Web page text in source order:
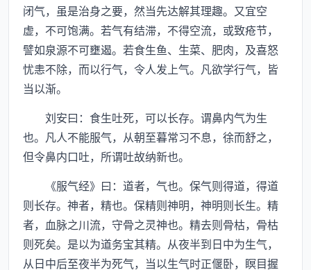
闭气，虽是治身之要，然当先达解其理趣。又宜空
虚，不可饱满。若气有结滞，不得空流，或致疮节，
譬如泉源不可壅遏。若食生鱼、生菜、肥肉，及喜怒
忧恚不除，而以行气，令人发上气。凡欲学行气，皆
当以渐。
刘安曰：食生吐死，可以长存。谓鼻内气为生
也。凡人不能服气，从朝至暮常习不息，徐而舒之，
但令鼻内口吐，所谓吐故纳新也。
《服气经》曰：道者，气也。保气则得道，得道
则长存。神者，精也。保精则神明，神明则长生。精
者，血脉之川流，守骨之灵神也。精去则骨枯，骨枯
则死矣。是以为道务宝其精。从夜半到日中为生气，
从日中后至夜半为死气，当以生气时正偃卧，瞑目握